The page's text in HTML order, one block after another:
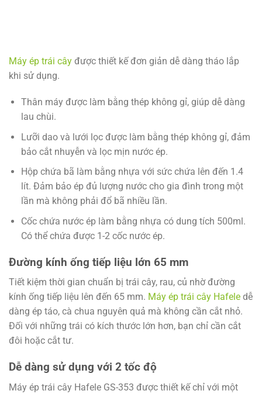
Máy ép trái cây được thiết kế đơn giản dễ dàng tháo lắp
khi sử dụng.
Thân máy được làm bằng thép không gỉ, giúp dễ dàng
lau chùi.
Lưỡi dao và lưới lọc được làm bằng thép không gỉ, đảm
bảo cắt nhuyễn và lọc mịn nước ép.
Hộp chứa bã làm bằng nhựa với sức chứa lên đến 1.4
lít. Đảm bảo ép đủ lượng nước cho gia đình trong một
lần mà không phải đổ bã nhiều lần.
Cốc chứa nước ép làm bằng nhựa có dung tích 500ml.
Có thể chứa được 1-2 cốc nước ép.
Đường kính ống tiếp liệu lớn 65 mm
Tiết kiệm thời gian chuẩn bị trái cây, rau, củ nhờ đường
kính ống tiếp liệu lên đến 65 mm. Máy ép trái cây Hafele dễ
dàng ép táo, cà chua nguyên quả mà không cần cắt nhỏ.
Đối với những trái có kích thước lớn hơn, bạn chỉ cần cắt
đôi hoặc cắt tư.
Dễ dàng sử dụng với 2 tốc độ
Máy ép trái cây Hafele GS-353 được thiết kế chỉ với một